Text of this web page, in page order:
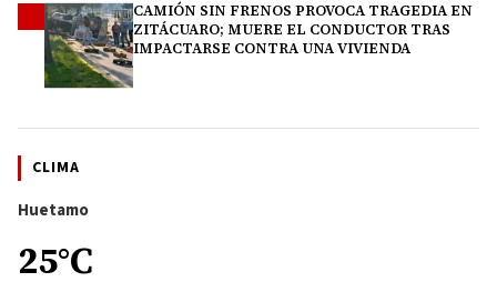
CAMIÓN SIN FRENOS PROVOCA TRAGEDIA EN
ZITÁCUARO; MUERE EL CONDUCTOR TRAS
IMPACTARSE CONTRA UNA VIVIENDA
CLIMA
Huetamo
25°C